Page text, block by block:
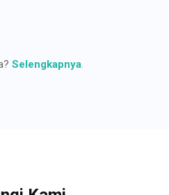
Selengkapnya.